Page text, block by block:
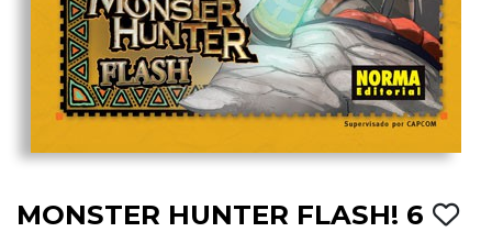
MONSTER HUNTER FLASH! 6